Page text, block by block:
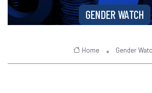
GENDER WATCH
Home Gender